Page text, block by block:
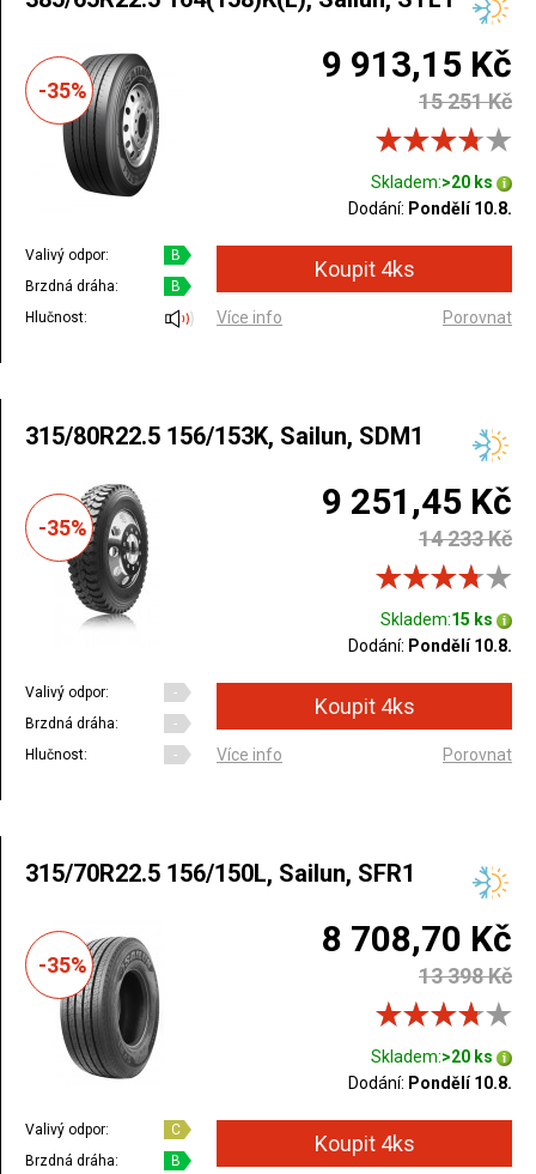
-35%
9 913,15 Kč
15 251 Kč
Skladem:>20 ks
Dodání: Pondělí 10.8.
Valivý odpor:
B
Brzdná dráha:
B
Hlučnost:
Více info Porovnat
315/80R22.5 156/153K, Sailun, SDM1
-35%
9 251,45 Kč
14 233 Kč
Skladem:15 ks
Dodání: Pondělí 10.8.
Valivý odpor:
-
Brzdná dráha:
-
Hlučnost:
- Více info Porovnat
315/70R22.5 156/150L, Sailun, SFR1
-35%
8 708,70 Kč
13 398 Kč
Skladem:>20 ks
Dodání: Pondělí 10.8.
Valivý odpor:
C
Brzdná dráha:
B